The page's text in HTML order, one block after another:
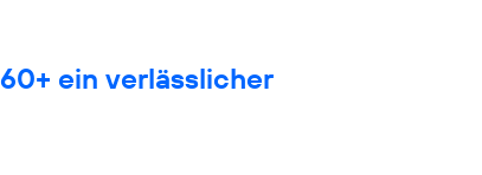
ein verlässlicher